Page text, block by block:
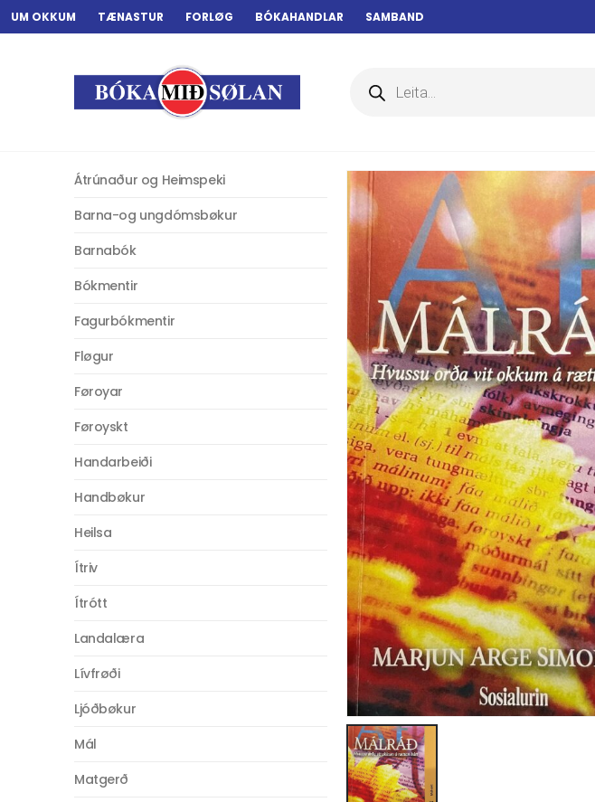
UM OKKUM TÆNASTUR FORLØG BÓKAHANDLAR SAMBAND
search
Átrúnaður og Heimspeki
Barna-og ungdómsbøkur
Barnabók
Bókmentir
Fagurbókmentir
Fløgur
Føroyar
Føroyskt
Handarbeiði
Handbøkur
Heilsa
Ítriv
Ítrótt
Landalæra
Lívfrøði
Ljóðbøkur
Mál
Matgerð